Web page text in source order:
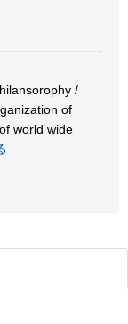
/
of
world wide